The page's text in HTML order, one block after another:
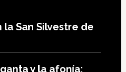
San Silvestre de
y la afonía: